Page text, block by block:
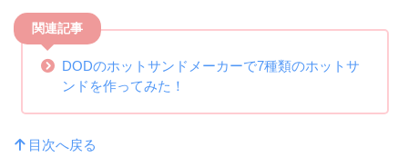
関連記事
DODのホットサンドメーカーで7種類のホットサ
ンドを作ってみた！
目次へ戻る